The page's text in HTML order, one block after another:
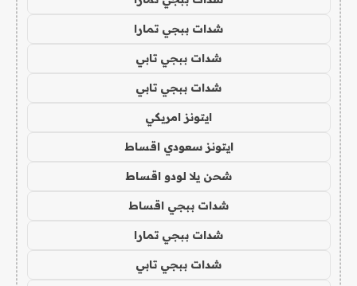
شدات ببجي تمارا
شدات ببجي تابي
شدات ببجي تابي
ايتونز امريكي
ايتونز سعودي اقساط
شحن يلا لودو اقساط
شدات ببجي اقساط
شدات ببجي تمارا
شدات ببجي تابي